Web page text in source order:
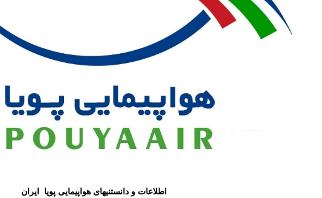
اطلاعات و دانستنیهای هواپیمایی پویا ایران